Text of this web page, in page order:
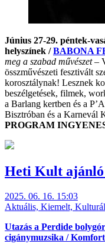
Június 27-29. péntek-
helyszínek /BABONA
meg a szabad művészet–
összművészeti fesztivált
korosztálynak! Lesznek
beszélgetések, filmek,
a Barlang kertben és a
Bisztróban és a Karnevál
PROGRAM
Heti Kult ajánló
2025. 06. 16. 15:03
Aktuális, Kiemelt,
Utazás a Perdide
cigánymuzsika /